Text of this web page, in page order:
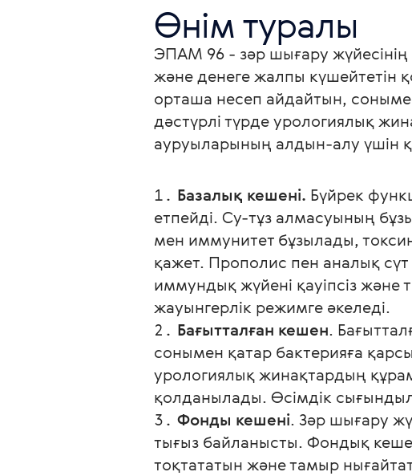
Өнім туралы
ЭПАМ 96 - зәр шығару
және денеге жалпы күшейтетін
орташа несеп айдайтын,
дәстүрлі түрде урологиялық
ауруыларының алдын-алу үшін
Базалық кешені. Бүйрек
етпейді. Су-тұз алмасуының
мен иммунитет бұзылады,
қажет. Прополис пен аналық сүт
иммундық жүйені қауіпсіз және
жауынгерлік режимге әкеледі.
Бағытталған кешен.
сонымен қатар бактерияға
урологиялық жинақтардың
қолданылады. Өсімдік
Фонды кешені. Зәр шығару
тығыз байланысты. Фондық
тоқтататын және тамыр